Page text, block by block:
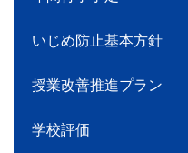
いじめ防止基本方針
授業改善推進プラン
学校評価